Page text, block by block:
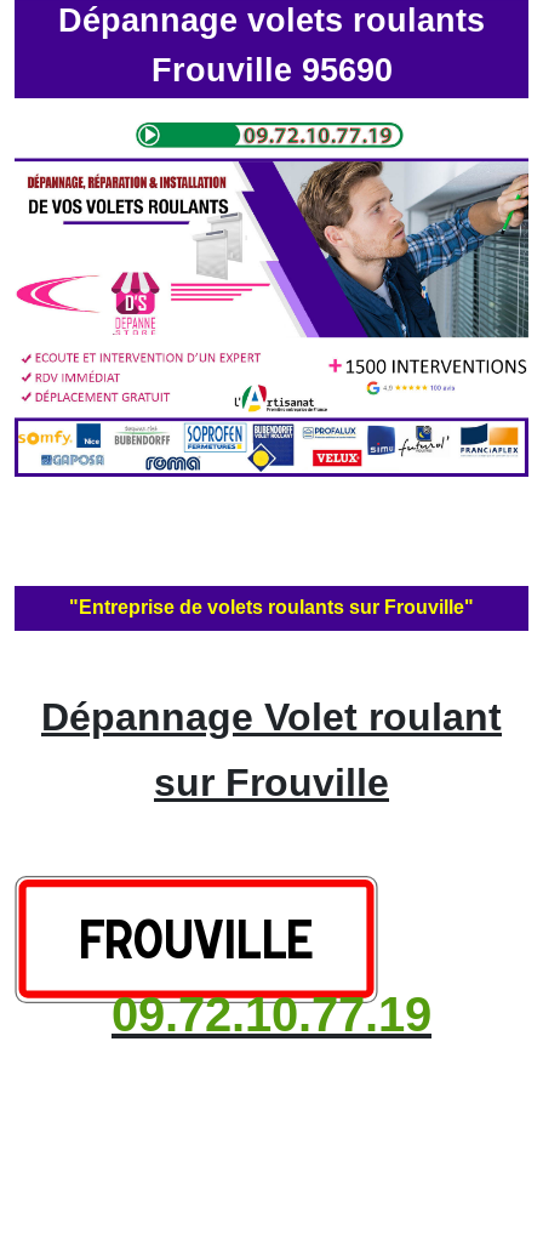
Dépannage volets roulants
Frouville 95690
"Entreprise de volets roulants sur Frouville"
Dépannage Volet roulant
sur Frouville
09.72.10.77.19